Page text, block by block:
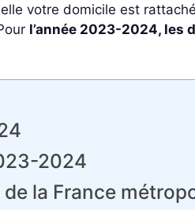
votre domicile est
l’année 2023-2024, les
2024
la France